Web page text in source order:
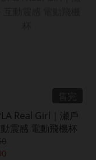
Real Girl｜瀬戶
震感 電動飛機杯